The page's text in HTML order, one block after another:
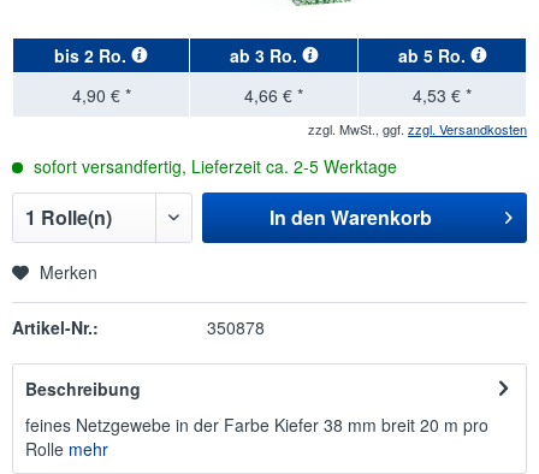
bis 2 Ro. ab 3 Ro. ab 5 Ro.
4,90 € *
4,66 € * 4,53 € *
zzgl. MwSt., ggf. zzgl. Versandkosten
sofort versandfertig, Lieferzeit ca. 2-5 Werktage
In den Warenkorb
Merken
Artikel-Nr.: 350878
Beschreibung
feines Netzgewebe in der Farbe Kiefer 38 mm breit 20 m pro
Rolle mehr